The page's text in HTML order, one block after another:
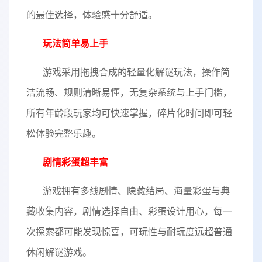
的最佳选择，体验感十分舒适。
玩法简单易上手
游戏采用拖拽合成的轻量化解谜玩法，操作简
洁流畅、规则清晰易懂，无复杂系统与上手门槛，
所有年龄段玩家均可快速掌握，碎片化时间即可轻
松体验完整乐趣。
剧情彩蛋超丰富
游戏拥有多线剧情、隐藏结局、海量彩蛋与典
藏收集内容，剧情选择自由、彩蛋设计用心，每一
次探索都可能发现惊喜，可玩性与耐玩度远超普通
休闲解谜游戏。